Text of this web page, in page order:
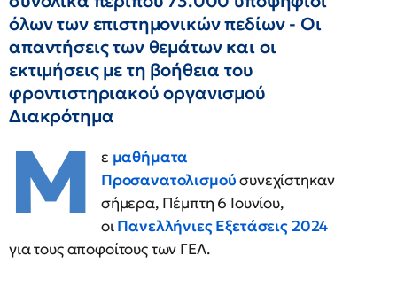
όλων των επιστημονικών πεδίων - Οι
απαντήσεις των θεμάτων και οι
εκτιμήσεις με τη βοήθεια του
φροντιστηριακού οργανισμού
Διακρότημα
Μ ε μαθήματα
Προσανατολισμούσυνεχίστηκαν
σήμερα, Πέμπτη 6 Ιουνίου,
οιΠανελλήνιες Εξετάσεις 2024
για τους αποφοίτους των ΓΕΛ.